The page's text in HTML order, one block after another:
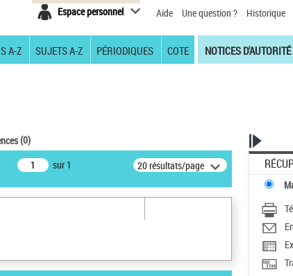
Espace personnel Aide Une question ? Historique
A-Z SUJETS A-Z PÉRIODIQUES COTE NOTICES D'AUTORITÉ
(0)
sur 1 20 résultats/page